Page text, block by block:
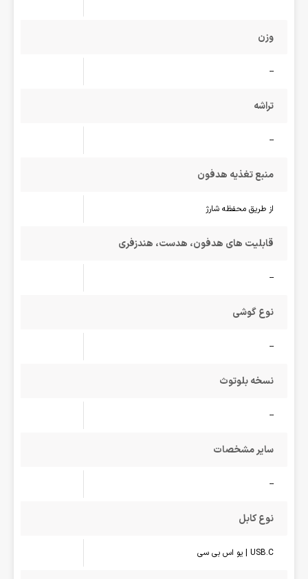
وزن
--
تراشه
--
منبع تغذیه هدفون
از طریق محفظه شارژ
قابلیت های هدفون، هدست، هندزفری
--
نوع گوشی
--
نسخه بلوتوث
--
سایر مشخصات
--
نوع کابل
USB.C | یو اس بی سی